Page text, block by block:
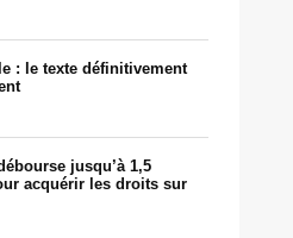
: le texte définitivement
jusqu’à 1,5
acquérir les droits sur